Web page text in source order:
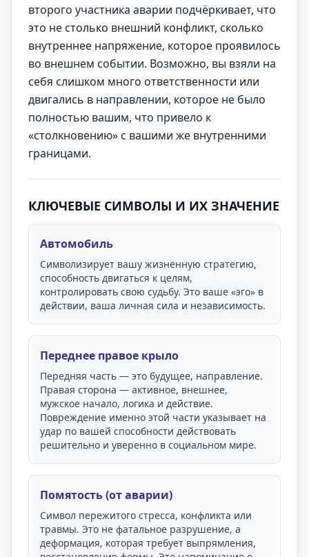
второго участника аварии подчёркивает, что
это не столько внешний конфликт, сколько
внутреннее напряжение, которое проявилось
во внешнем событии. Возможно, вы взяли на
себя слишком много ответственности или
двигались в направлении, которое не было
полностью вашим, что привело к
«столкновению» с вашими же внутренними
границами.
КЛЮЧЕВЫЕ СИМВОЛЫ И ИХ ЗНАЧЕНИЕ
Автомобиль
Символизирует вашу жизненную стратегию,
способность двигаться к целям,
контролировать свою судьбу. Это ваше «эго» в
действии, ваша личная сила и независимость.
Переднее правое крыло
Передняя часть — это будущее, направление.
Правая сторона — активное, внешнее,
мужское начало, логика и действие.
Повреждение именно этой части указывает на
удар по вашей способности действовать
решительно и уверенно в социальном мире.
Помятость (от аварии)
Символ пережитого стресса, конфликта или
травмы. Это не фатальное разрушение, а
деформация, которая требует выпрямления,